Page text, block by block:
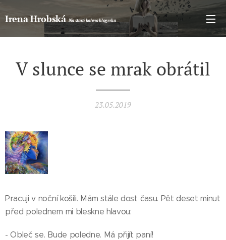
Irena HrobskáNa stará kolena blogerka
V slunce se mrak obrátil
23.05.2019
Pracuji v noční košili. Mám stále dost času. Pět deset minut
před polednem mi bleskne hlavou:
- Obleč se. Bude poledne. Má přijít paní!